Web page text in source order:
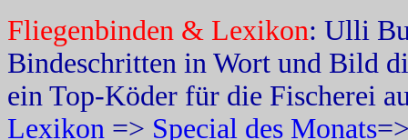
Fliegenbinden & Lexikon: Ulli
Bindeschritten in Wort und Bild
ein Top-Köder für die Fischerei
Lexikon => Special des Monats